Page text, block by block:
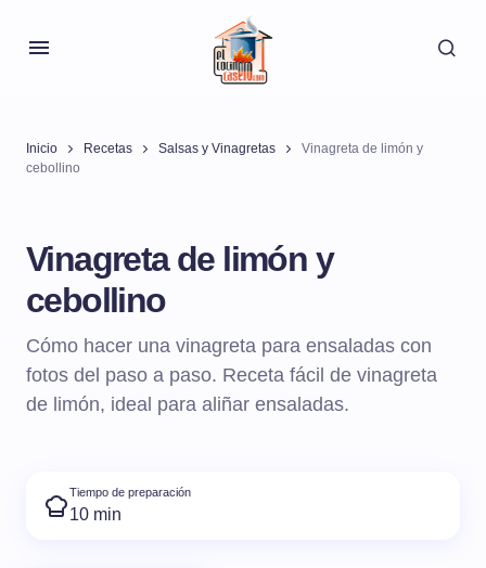
Inicio Recetas Salsas y Vinagretas
Vinagreta de limón y
cebollino
Vinagreta de limón y
cebollino
Cómo hacer una vinagreta para ensaladas con
fotos del paso a paso. Receta fácil de vinagreta
de limón, ideal para aliñar ensaladas.
Tiempo de preparación
10 min